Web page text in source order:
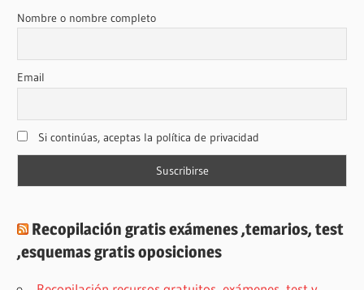
Nombre o nombre completo
Email
Si continúas, aceptas la política de privacidad
Recopilación gratis exámenes ,temarios, test
,esquemas gratis oposiciones